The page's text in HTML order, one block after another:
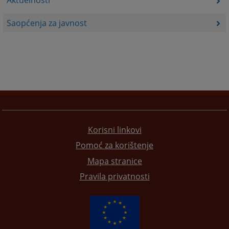
Saopćenja za javnost
Korisni linkovi
Pomoć za korištenje
Mapa stranice
Pravila privatnosti